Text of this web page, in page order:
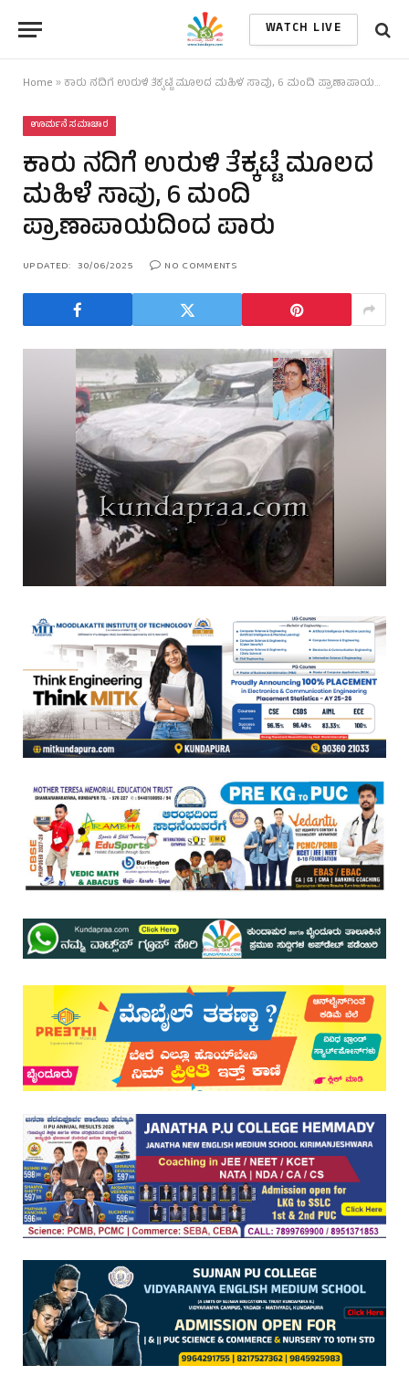
WATCH LIVE
Home »ಕಾರು ನದಿಗೆ ಉರುಳಿ ತೆಕ್ಕಟ್ಟೆ ಮೂಲದ ಮಹಿಳೆ ಸಾವು, 6 ಮಂದಿ ಪ್ರಾಣಾಪಾಯದಿಂದ ಪಾರು
ಊರ್ಮನೆ ಸಮಾಚಾರ
ಕಾರು ನದಿಗೆ ಉರುಳಿ ತೆಕ್ಕಟ್ಟೆ ಮೂಲದ
ಮಹಿಳೆ ಸಾವು, 6 ಮಂದಿ
ಪ್ರಾಣಾಪಾಯದಿಂದ ಪಾರು
UPDATED: 30/06/2025 NO COMMENTS